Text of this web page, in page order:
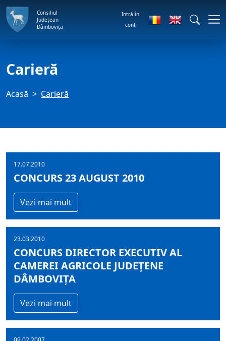
Consiliul
Județean
Dâmbovița
Intră în
cont
Carieră
Acasă Carieră
17.07.2010
CONCURS 23 AUGUST 2010
Vezi mai mult
23.03.2010
CONCURS DIRECTOR EXECUTIV AL
CAMEREI AGRICOLE JUDEŢENE
DÂMBOVIŢA
Vezi mai mult